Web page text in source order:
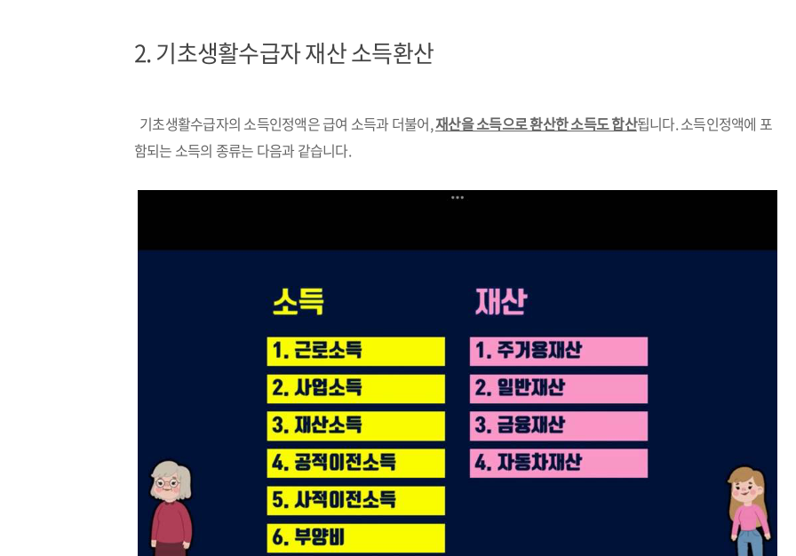
2.기초생활수급자 재산 소득환산
기초생활수급자의 소득인정액은 급여 소득과 더불어,재산을 소득으로 환산한 소득도 합산됩니다. 소득인정액에 포
함되는 소득의 종류는 다음과 같습니다.